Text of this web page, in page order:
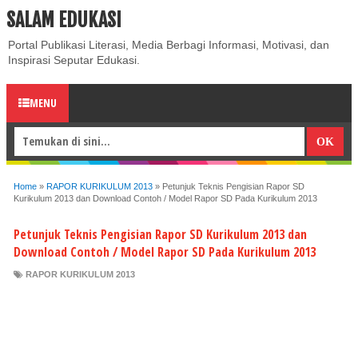
ABOUT CONTACT US
SALAM EDUKASI
Portal Publikasi Literasi, Media Berbagi Informasi, Motivasi, dan
Inspirasi Seputar Edukasi.
MENU
Home » RAPOR KURIKULUM 2013 » Petunjuk Teknis Pengisian Rapor SD
Kurikulum 2013 dan Download Contoh / Model Rapor SD Pada Kurikulum 2013
Petunjuk Teknis Pengisian Rapor SD Kurikulum 2013 dan
Download Contoh / Model Rapor SD Pada Kurikulum 2013
RAPOR KURIKULUM 2013